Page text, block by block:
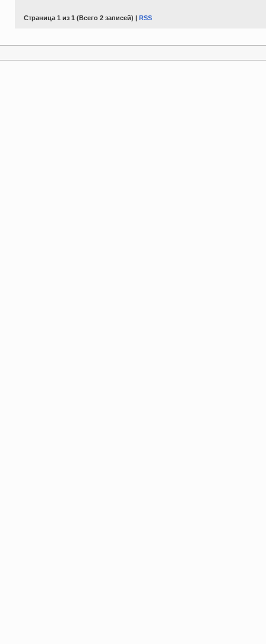
Страница 1 из 1 (Всего 2 записей) | RSS